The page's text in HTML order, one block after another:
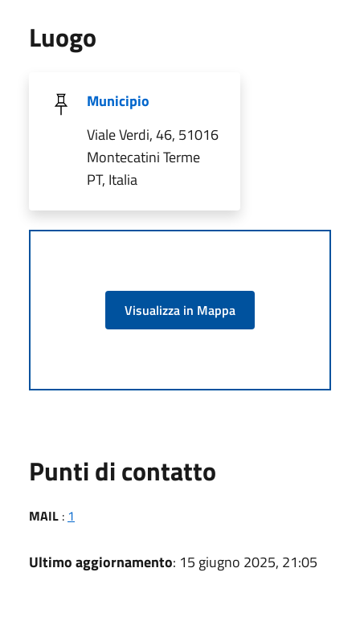
Luogo
Municipio
Viale Verdi, 46, 51016
Montecatini Terme
PT, Italia
Visualizza in Mappa
Punti di contatto
MAIL : 1
Ultimo aggiornamento: 15 giugno 2025, 21:05